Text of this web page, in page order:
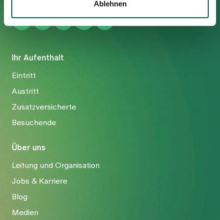
Ablehnen
Ihr Aufenthalt
Eintritt
Austritt
Zusatzversicherte
Besuchende
Über uns
Leitung und Organisation
Jobs & Karriere
Blog
Medien